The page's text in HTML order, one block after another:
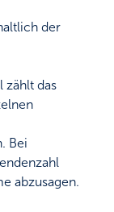
der
zählt das
Bei
abzusagen.